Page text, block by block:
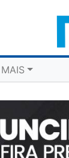
MAIS